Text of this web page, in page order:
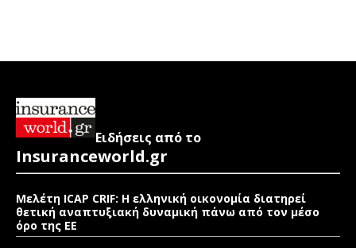
Ειδήσεις από το
Insuranceworld.gr
Μελέτη ICAP CRIF: Η ελληνική οικονομία διατηρεί
θετική αναπτυξιακή δυναμική πάνω από τον μέσο
όρο της ΕΕ